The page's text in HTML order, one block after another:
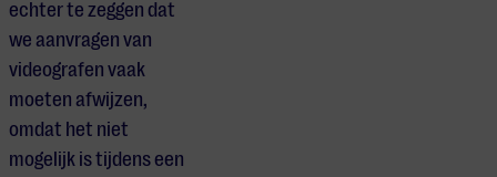
echter te zeggen dat
we aanvragen van
videografen vaak
moeten afwijzen,
omdat het niet
mogelijk is tijdens een